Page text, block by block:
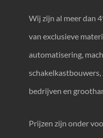
Wij zijn al meer dan
van exclusieve
automatisering,
bedrijven en
Prijzen zijn onder